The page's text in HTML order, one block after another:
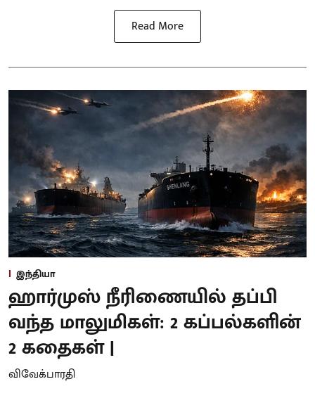
Read More
இந்தியா
ஹார்முஸ் நீரிணையில் தப்பி
வந்த மாலுமிகள்: 2 கப்பல்களின்
2 கதைகள் |
விவேக்பாரதி